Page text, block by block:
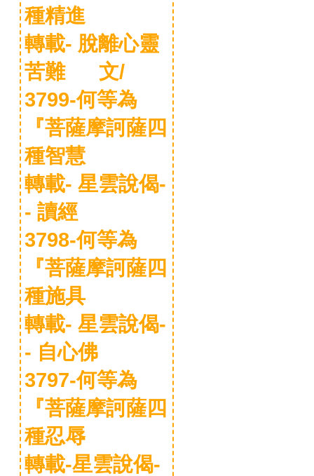
種精進
轉載- 脫離心靈
苦難 文/
3799-何等為
『菩薩摩訶薩四
種智慧
轉載- 星雲說偈-
- 讀經
3798-何等為
『菩薩摩訶薩四
種施具
轉載- 星雲說偈-
- 自心佛
3797-何等為
『菩薩摩訶薩四
種忍辱
轉載-星雲說偈-